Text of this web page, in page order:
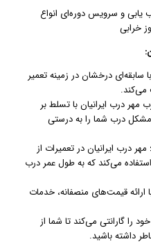
یابی و سرویس دوره‌ای انواع
خرابی
سابقه‌ای درخشان در زمینه تعمیر
می‌کند.
مهر درب ایرانیان با تسلط بر
درب شما را به درستی
مهر درب ایرانیان در تعمیرات از
می‌کند که به طول عمر درب
ارائه قیمت‌های منصفانه، خدمات
را گارانتی می‌کند تا شما از
داشته باشید.